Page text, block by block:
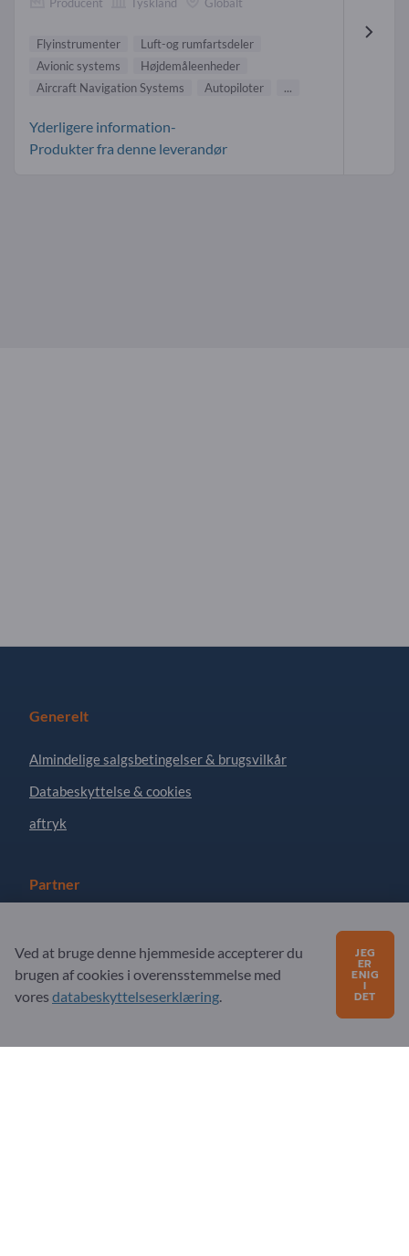
Producent Tyskland Globalt
Flyinstrumenter
Luft-og rumfartsdeler
Avionic systems
Højdemåleenheder
Aircraft Navigation Systems
Autopiloter ...
Yderligere information-
Produkter fra denne leverandør
Generelt
Almindelige salgsbetingelser & brugsvilkår
Databeskyttelse & cookies
aftryk
Partner
Abonner på nyhedsbrev
Ved at bruge denne hjemmeside accepterer du
brugen af ​​cookies i overensstemmelse med
vores databeskyttelseserklæring.
JEG
ER
ENIG
I
DET